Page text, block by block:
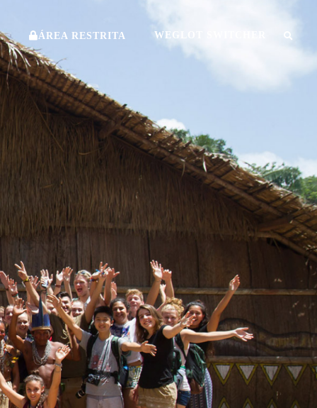
ÁREA RESTRITA WEGLOT SWITCHER